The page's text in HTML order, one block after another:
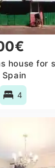
house for
4